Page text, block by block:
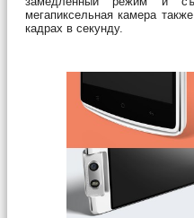
мегапиксельная камера
кадрах в секунду.